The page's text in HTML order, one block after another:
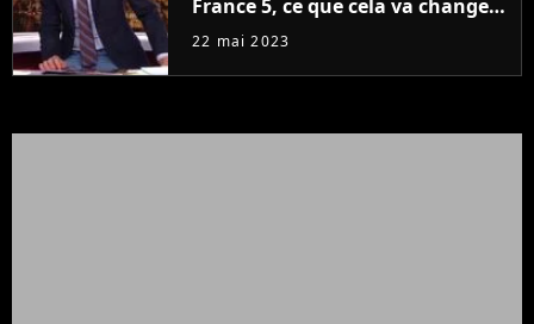
France 5, ce que cela va changer
à la rentrée
22 mai 2023